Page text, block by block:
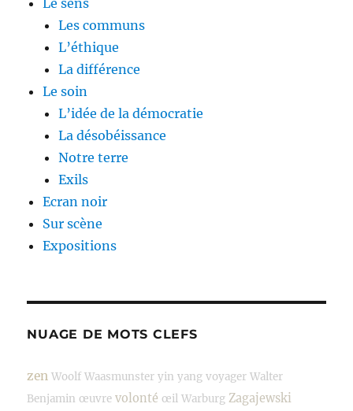
Le sens
Les communs
L’éthique
La différence
Le soin
L’idée de la démocratie
La désobéissance
Notre terre
Exils
Ecran noir
Sur scène
Expositions
NUAGE DE MOTS CLEFS
zen Woolf Waasmunster yin yang voyager Walter
Benjamin œuvre volonté œil Warburg Zagajewski